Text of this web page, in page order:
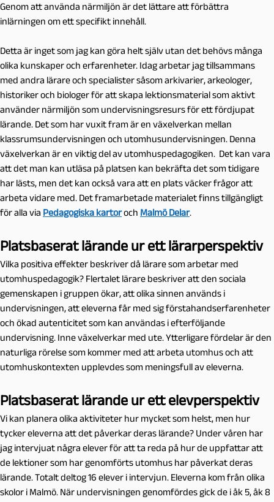
Genom att använda närmiljön är det lättare att förbättra
inlärningen om ett specifikt innehåll.
Detta är inget som jag kan göra helt själv utan det behövs många
olika kunskaper och erfarenheter. Idag arbetar jag tillsammans
med andra lärare och specialister såsom arkivarier, arkeologer,
historiker och biologer för att skapa lektionsmaterial som aktivt
använder närmiljön som undervisningsresurs för ett fördjupat
lärande. Det som har vuxit fram är en växelverkan mellan
klassrumsundervisningen och utomhusundervisningen. Denna
växelverkan är en viktig del av utomhuspedagogiken. Det kan vara
att det man kan utläsa på platsen kan bekräfta det som tidigare
har lästs, men det kan också vara att en plats väcker frågor att
arbeta vidare med. Det framarbetade materialet finns tillgängligt
för alla via Pedagogiska kartoroch Malmö Delar.
Platsbaserat lärande ur ett lärarperspektiv
Vilka positiva effekter beskriver då lärare som arbetar med
utomhuspedagogik? Flertalet lärare beskriver att den sociala
gemenskapen i gruppen ökar, att olika sinnen används i
undervisningen, att eleverna får med sig förstahandserfarenheter
och ökad autenticitet som kan användas i efterföljande
undervisning. Inne växelverkar med ute. Ytterligare fördelar är den
naturliga rörelse som kommer med att arbeta utomhus och att
utomhuskontexten upplevdes som meningsfull av eleverna.
Platsbaserat lärande ur ett elevperspektiv
Vi kan planera olika aktiviteter hur mycket som helst, men hur
tycker eleverna att det påverkar deras lärande? Under våren har
jag intervjuat några elever för att ta reda på hur de uppfattar att
de lektioner som har genomförts utomhus har påverkat deras
lärande. Totalt deltog 16 elever i intervjun. Eleverna kom från olika
skolor i Malmö. När undervisningen genomfördes gick de i åk 5, åk 8